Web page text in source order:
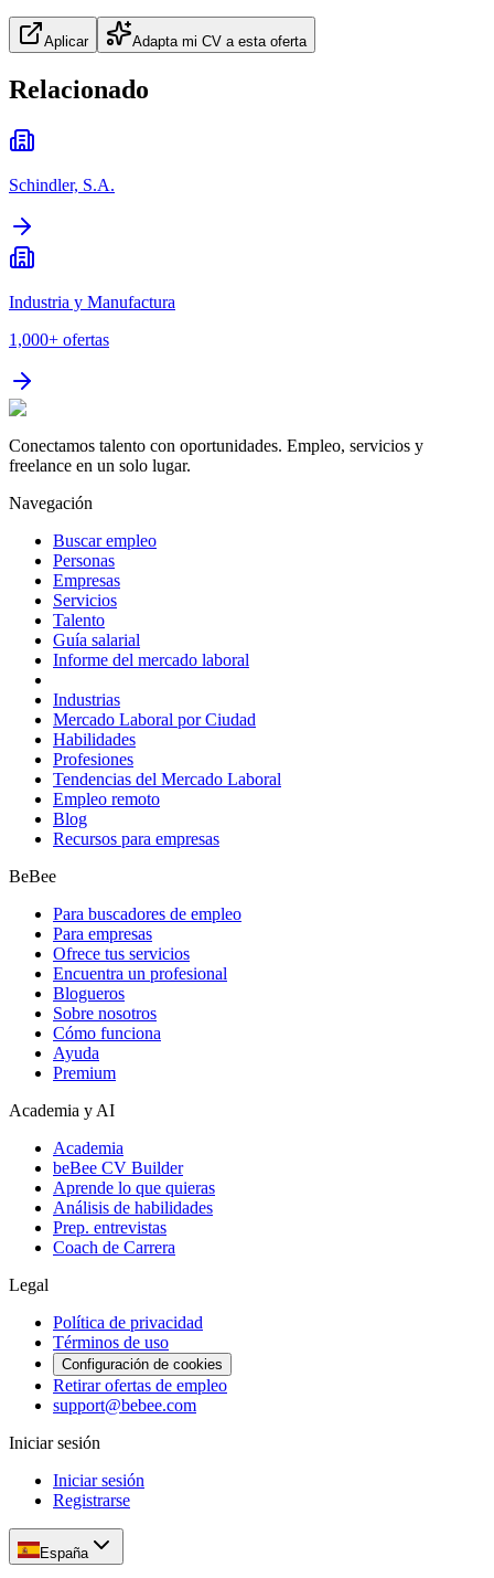
Aplicar Adapta mi CV a esta oferta
Relacionado
Schindler, S.A.
Industria y Manufactura
1,000+ ofertas
Conectamos talento con oportunidades. Empleo, servicios y
freelance en un solo lugar.
Navegación
Buscar empleo
Personas
Empresas
Servicios
Talento
Guía salarial
Informe del mercado laboral
Industrias
Mercado Laboral por Ciudad
Habilidades
Profesiones
Tendencias del Mercado Laboral
Empleo remoto
Blog
Recursos para empresas
BeBee
Para buscadores de empleo
Para empresas
Ofrece tus servicios
Encuentra un profesional
Blogueros
Sobre nosotros
Cómo funciona
Ayuda
Premium
Academia y AI
Academia
beBee CV Builder
Aprende lo que quieras
Análisis de habilidades
Prep. entrevistas
Coach de Carrera
Legal
Política de privacidad
Términos de uso
Configuración de cookies
Retirar ofertas de empleo
support@bebee.com
Iniciar sesión
Iniciar sesión
Registrarse
España